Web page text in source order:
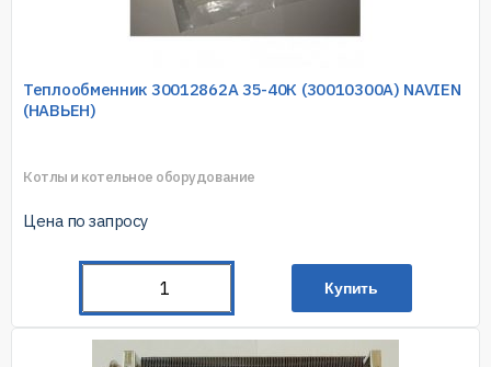
Теплообменник 30012862A 35-40К (30010300А) NAVIEN
(НАВЬЕН)
Котлы и котельное оборудование
Цена по запросу
Купить